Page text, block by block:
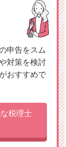
申告をスム
対策を検討
おすすめで
税理士